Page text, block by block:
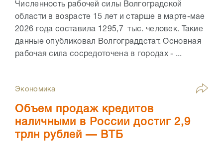
Численность рабочей силы Волгоградской
области в возрасте 15 лет и старше в марте-мае
2026 года составила 1295,7 тыс. человек. Такие
данные опубликовал Волгограддстат. Основная
рабочая сила сосредоточена в городах - ...
Экономика
Объем продаж кредитов
наличными в России достиг 2,9
трлн рублей — ВТБ